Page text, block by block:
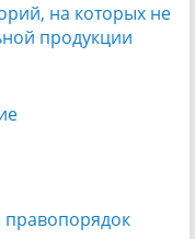
на которых не
продукции
правопорядок